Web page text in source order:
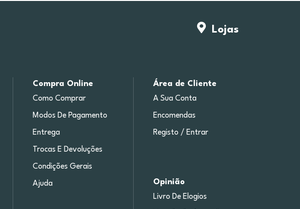
Lojas
Compra Online
Como Comprar
Modos De Pagamento
Entrega
Trocas E Devoluções
Condições Gerais
Ajuda
Área de Cliente
A Sua Conta
Encomendas
Registo / Entrar
Opinião
Livro De Elogios